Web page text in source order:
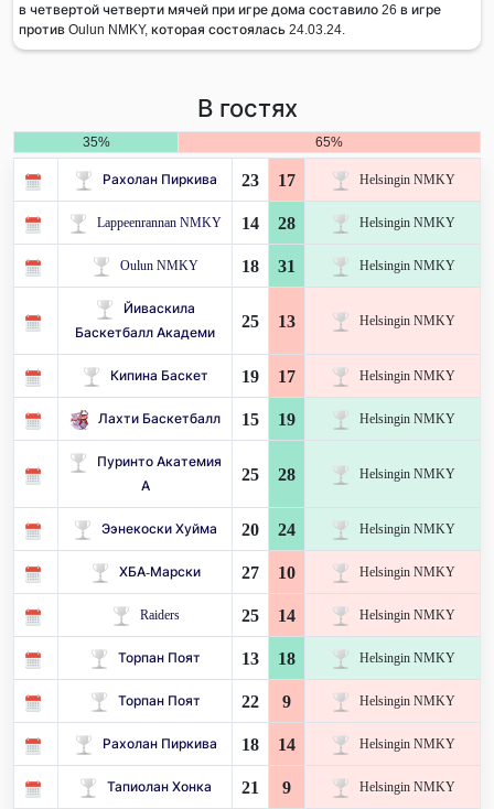
в четвертой четверти мячей при игре дома составило 26 в игре
против Oulun NMKY, которая состоялась 24.03.24.
В гостях
35% 65%
Рахолан Пиркива 23 17 Helsingin NMKY
Lappeenrannan NMKY 14 28 Helsingin NMKY
Oulun NMKY 18 31 Helsingin NMKY
Йиваскила
Баскетбалл Академи
25 13 Helsingin NMKY
Кипина Баскет 19 17 Helsingin NMKY
Лахти Баскетбалл 15 19 Helsingin NMKY
Пуринто Акатемия
А
25 28 Helsingin NMKY
Ээнекоски Хуйма 20 24 Helsingin NMKY
ХБА-Марски 27 10 Helsingin NMKY
Raiders 25 14 Helsingin NMKY
Торпан Поят 13 18 Helsingin NMKY
Торпан Поят 22 9 Helsingin NMKY
Рахолан Пиркива 18 14 Helsingin NMKY
Тапиолан Хонка 21 9 Helsingin NMKY